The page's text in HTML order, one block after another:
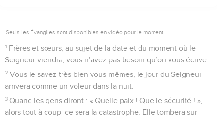
Seuls les Évangiles sont disponibles en vidéo pour le moment.
1 Frères et sœurs, au sujet de la date et du moment où le
Seigneur viendra, vous n’avez pas besoin qu’on vous écrive.
2 Vous le savez très bien vous-mêmes, le jour du Seigneur
arrivera comme un voleur dans la nuit.
3 Quand les gens diront : « Quelle paix ! Quelle sécurité ! »,
alors tout à coup, ce sera la catastrophe. Elle tombera sur